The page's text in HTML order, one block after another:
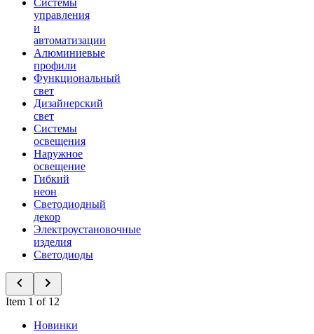
Системы
управления
и
автоматизации
Алюминиевые
профили
Функциональный
свет
Дизайнерский
свет
Системы
освещения
Наружное
освещение
Гибкий
неон
Светодиодный
декор
Электроустановочные
изделия
Светодиоды
Item 1 of 12
Новинки